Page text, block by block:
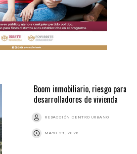
Boom inmobiliario, riesgo para
desarrolladores de vivienda
REDACCIÓN CENTRO URBANO
MAYO 29, 2026